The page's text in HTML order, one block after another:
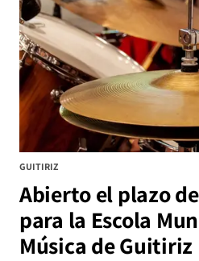
GUITIRIZ
Abierto el plazo
para la Escola
Música de Guitiriz